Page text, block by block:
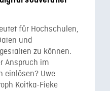
für Hochschulen,
und
zu können.
Anspruch im
einlösen? Uwe
Koitka-Fieke